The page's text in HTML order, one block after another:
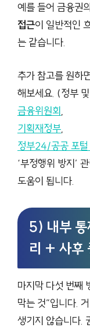
예를 들어 금융권
접근이 일반적인
는 같습니다.
추가 참고를 원하
해보세요. (정부
금융위원회,
기획재정부,
정부24/공공 포
‘부정행위 방지’
도움이 됩니다.
5) 내부 통
리 + 사후
마지막 다섯 번째
막는 것”입니다.
생기지 않습니다.